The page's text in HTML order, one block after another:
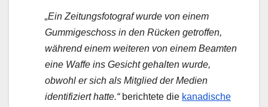
„Ein Zeitungsfotograf wurde von einem
Gummigeschoss in den Rücken getroffen,
während einem weiteren von einem Beamten
eine Waffe ins Gesicht gehalten wurde,
obwohl er sich als Mitglied der Medien
identifiziert hatte.“ berichtete die kanadische